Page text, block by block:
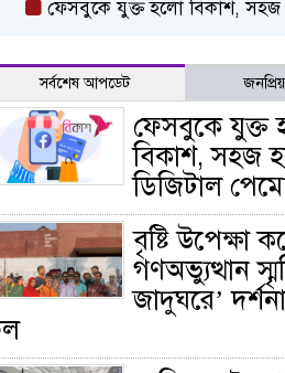
ফেসবুকে যুক্ত হলো বিকাশ, সহজ হলো
সর্বশেষ আপডেট
ফেসবুকে যুক্ত
বিকাশ, সহজ
ডিজিটাল
বৃষ্টি উপেক্ষা
গণঅভ্যুত্থান
জাদুঘরে’